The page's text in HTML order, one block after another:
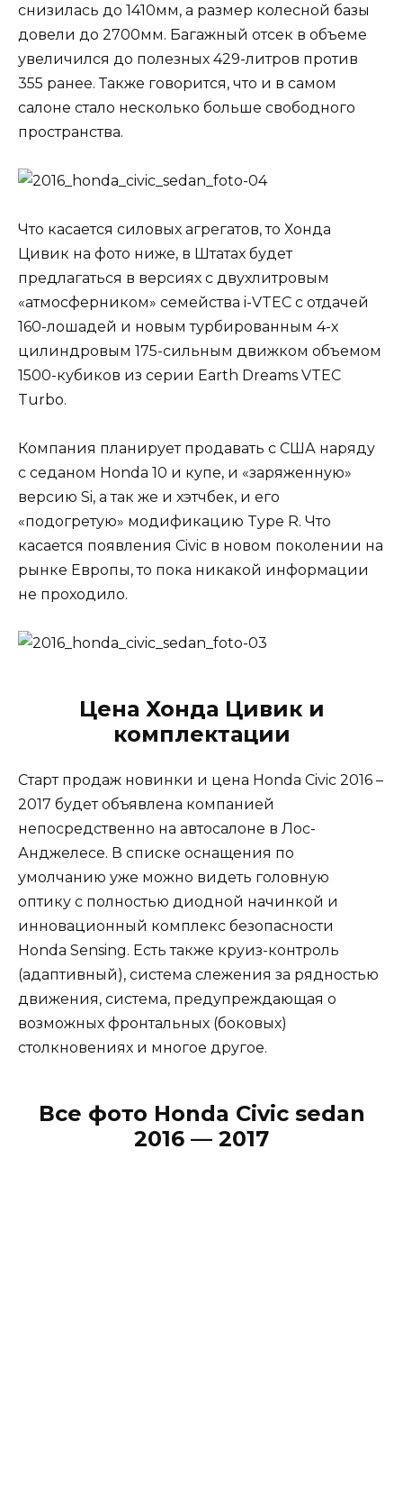
снизилась до 1410мм, а размер колесной базы
довели до 2700мм. Багажный отсек в объеме
увеличился до полезных 429-литров против
355 ранее. Также говорится, что и в самом
салоне стало несколько больше свободного
пространства.
Что касается силовых агрегатов, то Хонда
Цивик на фото ниже, в Штатах будет
предлагаться в версиях с двухлитровым
«атмосферником» семейства i-VTEC с отдачей
160-лошадей и новым турбированным 4-х
цилиндровым 175-сильным движком объемом
1500-кубиков из серии Earth Dreams VTEC
Turbo.
Компания планирует продавать с США наряду
с седаном Honda 10 и купе, и «заряженную»
версию Si, а так же и хэтчбек, и его
«подогретую» модификацию Type R. Что
касается появления Civic в новом поколении на
рынке Европы, то пока никакой информации
не проходило.
Цена Хонда Цивик и
комплектации
Старт продаж новинки и цена Honda Civic 2016 –
2017 будет объявлена компанией
непосредственно на автосалоне в Лос-
Анджелесе. В списке оснащения по
умолчанию уже можно видеть головную
оптику с полностью диодной начинкой и
инновационный комплекс безопасности
Honda Sensing. Есть также круиз-контроль
(адаптивный), система слежения за рядностью
движения, система, предупреждающая о
возможных фронтальных (боковых)
столкновениях и многое другое.
Все фото Honda Civic sedan
2016 — 2017